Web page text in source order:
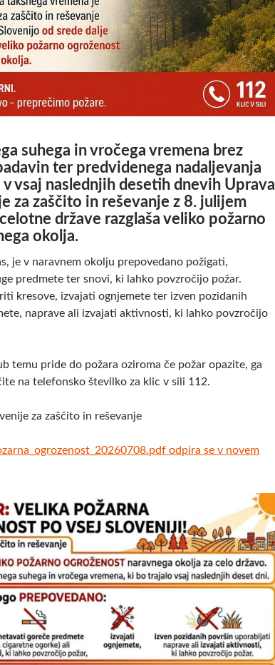
suhega in vročega vremena brez
ter predvidenega nadaljevanja
vsaj naslednjih desetih dnevih Uprava
za zaščito in reševanje z 8. julijem
države razglaša veliko požarno
okolja.
je v naravnem okolju prepovedano požigati,
predmete ter snovi, ki lahko povzročijo požar.
kresove, izvajati ognjemete ter izven pozidanih
naprave ali izvajati aktivnosti, ki lahko povzročijo
temu pride do požara oziroma če požar opazite, ga
na telefonsko številko za klic v sili 112.
za zaščito in reševanje
odpira se v novem